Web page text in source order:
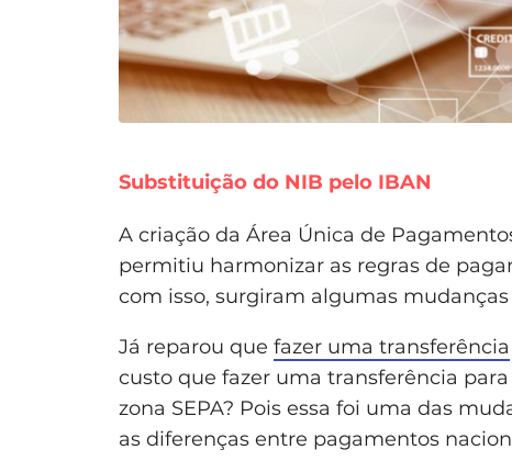
Substituição do NIB pelo IBAN
A criação da Área Única de
permitiu harmonizar as regras de
com isso, surgiram algumas
Já reparou que fazer uma transferência
custo que fazer uma transferência
zona SEPA? Pois essa foi uma das
as diferenças entre pagamentos